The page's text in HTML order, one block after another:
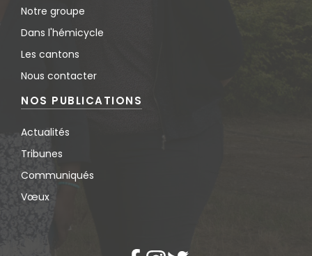
Notre groupe
Dans l'hémicycle
Les cantons
Nous contacter
NOS PUBLICATIONS
Actualités
Tribunes
Communiqués
Vœux